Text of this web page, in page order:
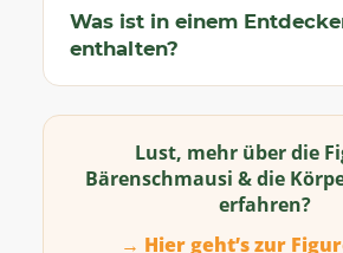
Was ist in einem
enthalten?
Lust, mehr über die
Bärenschmausi & die
erfahren?
→ Hier geht’s zur